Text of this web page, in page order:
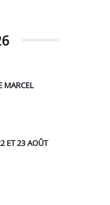
MARCEL
ET 23 AOÛT